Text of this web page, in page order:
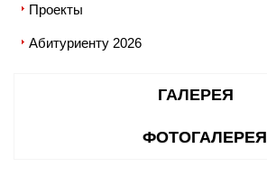
Проекты
Абитуриенту 2026
ГАЛЕРЕЯ
ФОТОГАЛЕРЕЯ